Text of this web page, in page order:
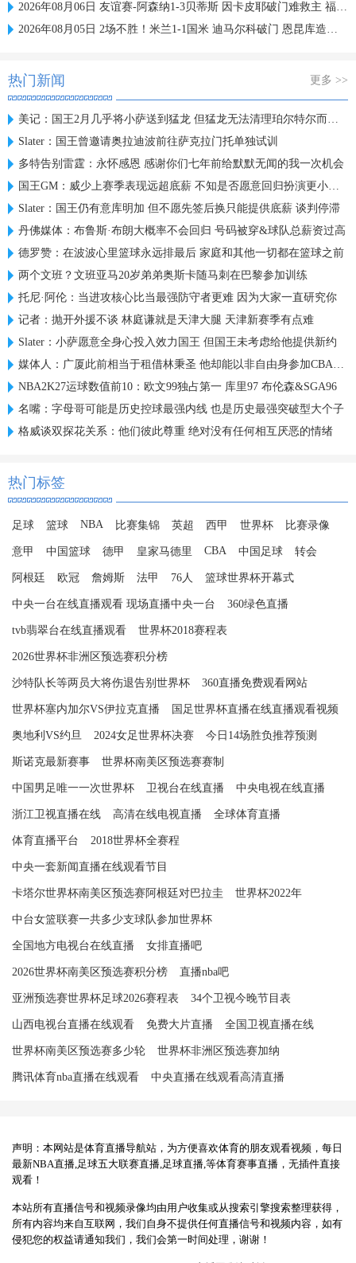
2026年08月06日 友谊赛-阿森纳1-3贝蒂斯 因卡皮耶破门难救主 福纳尔斯1射2传
2026年08月05日 2场不胜！米兰1-1国米 迪马尔科破门 恩昆库造点+点射拉莫斯登场
热门新闻 更多 >>
美记：国王2月几乎将小萨送到猛龙 但猛龙无法清理珀尔特尔而告吹
Slater：国王曾邀请奥拉迪波前往萨克拉门托单独试训
多特告别雷霆：永怀感恩 感谢你们七年前给默默无闻的我一次机会
国王GM：威少上赛季表现远超底薪 不知是否愿意回归扮演更小角色
Slater：国王仍有意库明加 但不愿先签后换只能提供底薪 谈判停滞
丹佛媒体：布鲁斯·布朗大概率不会回归 号码被穿&球队总薪资过高
德罗赞：在波波心里篮球永远排最后 家庭和其他一切都在篮球之前
两个文班？文班亚马20岁弟弟奥斯卡随马刺在巴黎参加训练
托尼·阿伦：当进攻核心比当最强防守者更难 因为大家一直研究你
记者：抛开外援不谈 林庭谦就是天津大腿 天津新赛季有点难
Slater：小萨愿意全身心投入效力国王 但国王未考虑给他提供新约
媒体人：广厦此前相当于租借林秉圣 他却能以非自由身参加CBA选秀
NBA2K27运球数值前10：欧文99独占第一 库里97 布伦森&SGA96
名嘴：字母哥可能是历史控球最强内线 也是历史最强突破型大个子
格威谈双探花关系：他们彼此尊重 绝对没有任何相互厌恶的情绪
热门标签
足球 篮球 NBA 比赛集锦 英超 西甲 世界杯 比赛录像
意甲 中国篮球 德甲 皇家马德里 CBA 中国足球 转会
阿根廷 欧冠 詹姆斯 法甲 76人 篮球世界杯开幕式
中央一台在线直播观看 现场直播中央一台 360绿色直播
tvb翡翠台在线直播观看 世界杯2018赛程表
2026世界杯非洲区预选赛积分榜
沙特队长等两员大将伤退告别世界杯 360直播免费观看网站
世界杯塞内加尔VS伊拉克直播 国足世界杯直播在线直播观看视频
奥地利VS约旦 2024女足世界杯决赛 今日14场胜负推荐预测
斯诺克最新赛事 世界杯南美区预选赛赛制
中国男足唯一一次世界杯 卫视台在线直播 中央电视在线直播
浙江卫视直播在线 高清在线电视直播 全球体育直播
体育直播平台 2018世界杯全赛程
中央一套新闻直播在线观看节目
卡塔尔世界杯南美区预选赛阿根廷对巴拉圭 世界杯2022年
中台女篮联赛一共多少支球队参加世界杯
全国地方电视台在线直播 女排直播吧
2026世界杯南美区预选赛积分榜 直播nba吧
亚洲预选赛世界杯足球2026赛程表 34个卫视今晚节目表
山西电视台直播在线观看 免费大片直播 全国卫视直播在线
世界杯南美区预选赛多少轮 世界杯非洲区预选赛加纳
腾讯体育nba直播在线观看 中央直播在线观看高清直播
声明：本网站是体育直播导航站，为方便喜欢体育的朋友观看视频，每日
最新NBA直播,足球五大联赛直播,足球直播,等体育赛事直播，无插件直接
观看！
本站所有直播信号和视频录像均由用户收集或从搜索引擎搜索整理获得，
所有内容均来自互联网，我们自身不提供任何直播信号和视频内容，如有
侵犯您的权益请通知我们，我们会第一时间处理，谢谢！